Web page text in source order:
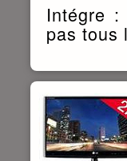
Intégre
pas tous